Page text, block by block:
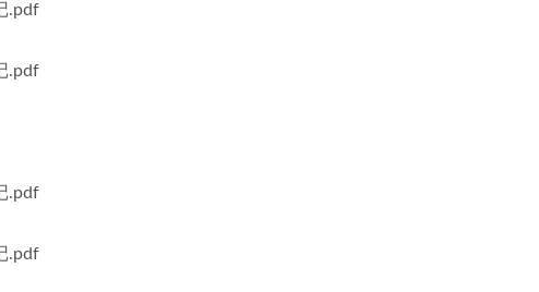
.pdf
.pdf
.pdf
.pdf